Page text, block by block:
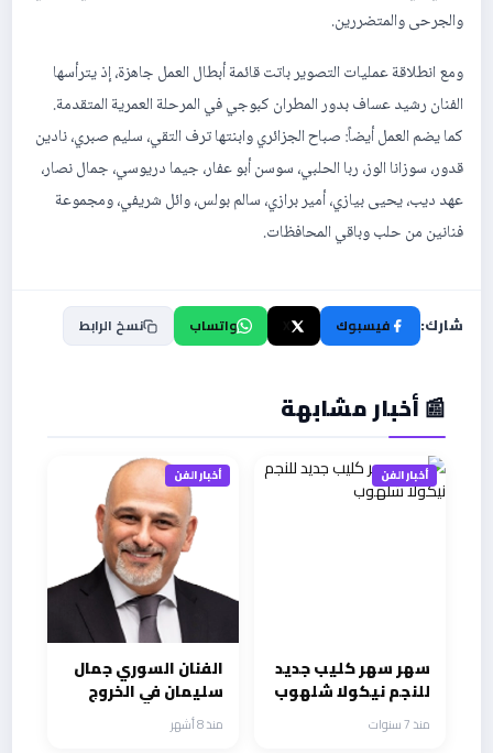
والجرحى والمتضررين.
ومع انطلاقة عمليات التصوير باتت قائمة أبطال العمل جاهزة، إذ يترأسها
الفنان رشيد عساف بدور المطران كبوجي في المرحلة العمرية المتقدمة.
كما يضم العمل أيضاً: صباح الجزائري وابنتها ترف التقي، سليم صبري، نادين
قدور، سوزانا الوز، ربا الحلبي، سوسن أبو عفار، جيما دريوسي، جمال نصار،
عهد ديب، يحيى بيازي، أمير برازي، سالم بولس، وائل شريفي، ومجموعة
فنانين من حلب وباقي المحافظات.
شارك: فيسبوك واتساب نسخ الرابط
📰 أخبار مشابهة
أخبار الفن
سهر سهر كليب جديد
للنجم نيكولا شلهوب
منذ 7 سنوات
أخبار الفن
الفنان السوري جمال
سليمان في الخروج
إلي البئر وحشد كبير
من النجوم في رمضان
منذ 8 أشهر